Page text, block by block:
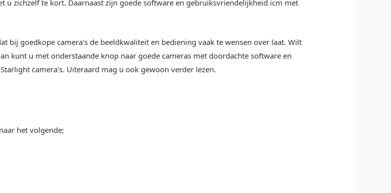
u zichzelf te kort. Daarnaast zijn goede software en gebruiksvriendelijkheid icm met
bij goedkope camera’s de beeldkwaliteit en bediening vaak te wensen over laat. Wilt
kunt u met onderstaande knop naar goede cameras met doordachte software en
camera’s. Uiteraard mag u ook gewoon verder lezen.
het volgende;